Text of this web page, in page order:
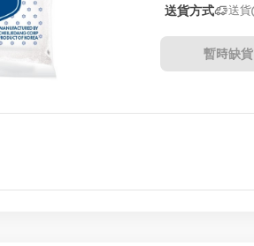
送貨方式 送貨
暫時缺貨